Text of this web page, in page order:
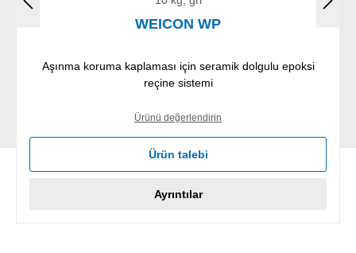
WEICON WP
Aşınma koruma kaplaması için seramik dolgulu epoksi
reçine sistemi
Ürünü değerlendirin
Ürün talebi
Ayrıntılar